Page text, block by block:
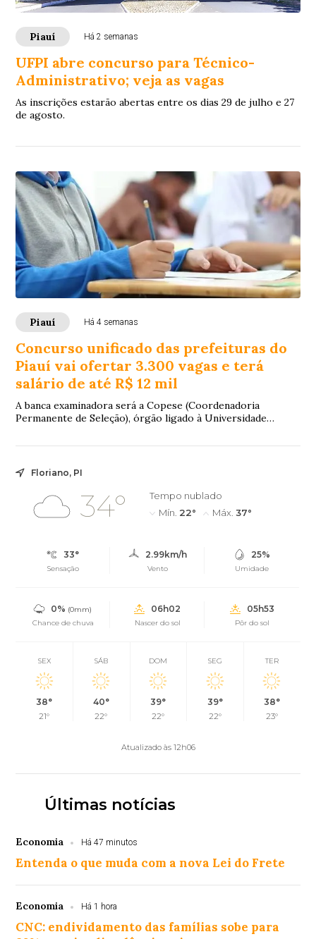
Piauí Há 2 semanas
UFPI abre concurso para Técnico-
Administrativo; veja as vagas
As inscrições estarão abertas entre os dias 29 de julho e 27
de agosto.
Piauí Há 4 semanas
Concurso unificado das prefeituras do
Piauí vai ofertar 3.300 vagas e terá
salário de até R$ 12 mil
A banca examinadora será a Copese (Coordenadoria
Permanente de Seleção), órgão ligado à Universidade
Floriano, PI
34°
Tempo nublado
Mín. 22° Máx. 37°
33°
Sensação
2.99km/h
Vento
25%
Umidade
0% (0mm)
Chance de chuva
06h02
Nascer do sol
05h53
Pôr do sol
SEX
38°
21°
SÁB
40°
22°
DOM
39°
22°
SEG
39°
22°
TER
38°
23°
Atualizado às 12h06
Últimas notícias
Economia Há 47 minutos
Entenda o que muda com a nova Lei do Frete
Economia Há 1 hora
CNC: endividamento das famílias sobe para